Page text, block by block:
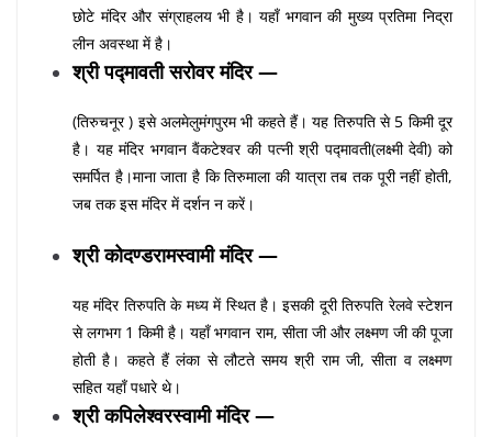
छोटे मंदिर और संग्राहलय भी है। यहाँ भगवान की मुख्य प्रतिमा निद्रा
लीन अवस्था में है।
श्री पद्मावती सरोवर मंदिर —
(तिरुचनूर ) इसे अलमेलुमंगपुरम भी कहते हैं। यह तिरुपति से 5 किमी दूर
है। यह मंदिर भगवान वैंकटेश्वर की पत्नी श्री पद्मावती(लक्ष्मी देवी) को
समर्पित है।माना जाता है कि तिरुमाला की यात्रा तब तक पूरी नहीं होती,
जब तक इस मंदिर में दर्शन न करें।
श्री कोदण्डरामस्वामी मंदिर —
यह मंदिर तिरुपति के मध्य में स्थित है। इसकी दूरी तिरुपति रेलवे स्टेशन
से लगभग 1 किमी है। यहाँ भगवान राम, सीता जी और लक्ष्मण जी की पूजा
होती है। कहते हैं लंका से लौटते समय श्री राम जी, सीता व लक्ष्मण
सहित यहाँ पधारे थे।
श्री कपिलेश्वरस्वामी मंदिर —